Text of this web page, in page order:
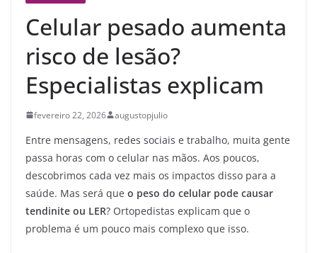
Celular pesado aumenta
risco de lesão?
Especialistas explicam
fevereiro 22, 2026 augustopjulio
Entre mensagens, redes sociais e trabalho, muita gente
passa horas com o celular nas mãos. Aos poucos,
descobrimos cada vez mais os impactos disso para a
saúde. Mas será que o peso do celular pode causar
tendinite ou LER? Ortopedistas explicam que o
problema é um pouco mais complexo que isso.